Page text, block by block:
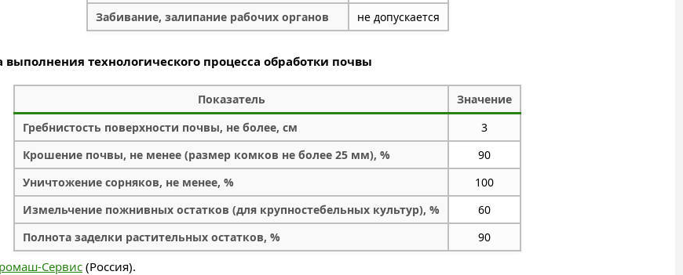
Забивание, залипание рабочих органов
не допускается
выполнения технологического процесса обработки почвы
Показатель
Значение
Гребнистость поверхности почвы, не более, см
3
Крошение почвы, не менее (размер комков не более 25 мм), %
90
Уничтожение сорняков, не менее, %
100
Измельчение пожнивных остатков (для крупностебельных культур), %
60
Полнота заделки растительных остатков, %
90
Сервис (Россия).